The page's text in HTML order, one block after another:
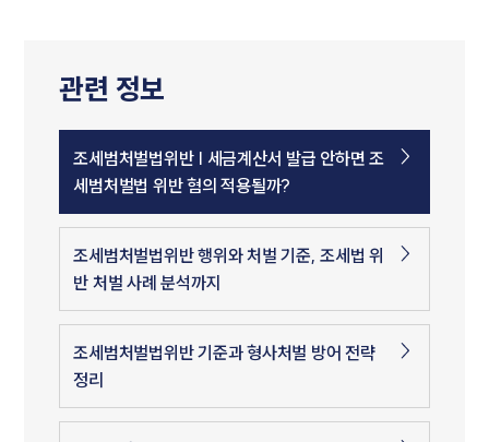
관련 정보
조세범처벌법위반 | 세금계산서 발급 안하면 조
세범처벌법 위반 혐의 적용될까?
조세범처벌법위반 행위와 처벌 기준, 조세법 위
반 처벌 사례 분석까지
조세범처벌법위반 기준과 형사처벌 방어 전략
정리